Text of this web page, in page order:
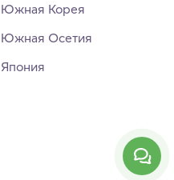
Южная Корея
Южная Осетия
Япония